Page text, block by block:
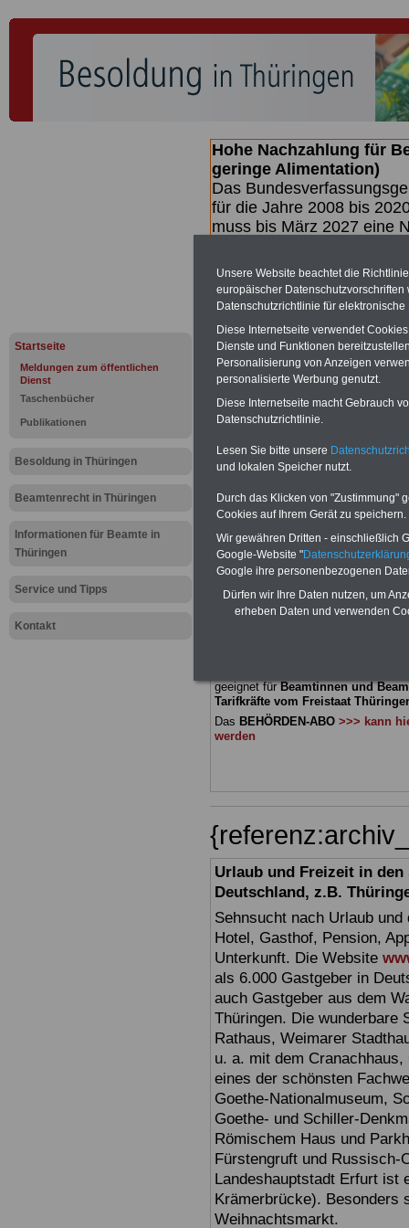
Startseite
Meldungen zum öffentlichen
Dienst
Taschenbücher
Publikationen
Besoldung in Thüringen
Beamtenrecht in Thüringen
Informationen für Beamte in
Thüringen
Service und Tipps
Kontakt
Hohe Nachzahlung für
geringe Alimentation)
Das
für die Jahre 2008 bis
muss bis März 2027 eine
(Beamte &
geben (Medienberichten
mind.3.000 und 13.000
hierzu eine Broschüre
des Gesetzentwurfs der
Quartal.2026 >>>
zur
Meldung
22,50 Euro: Wissenswertes für
und Beamte,
geeignet fürBeamtinnen und
Tarifkräfte vom Freistaat
Das BEHÖRDEN-ABO >>> kann
werden
Urlaub und Freizeit in
Deutschland, z.B.
Sehnsucht nach Urlaub
Hotel, Gasthof, Pension,
Unterkunft. Die Website
als 6.000 Gastgeber in
auch Gastgeber aus dem
Thüringen. Die wunderbare
Rathaus, Weimarer
u. a. mit dem
eines der schönsten
Goethe-Nationalmuseum,
Goethe- und Schiller-
Römischem Haus und
Fürstengruft und Russisch-
Landeshauptstadt Erfurt ist
Krämerbrücke). Besonders
Weihnachtsmarkt.
Unsere Website beachtet die
europäischer
Datenschutzrichtlinie für
Diese Internetseite verwendet
Dienste und Funktionen
Personalisierung von Anzeigen
personalisierte Werbung genutzt.
Diese Internetseite macht Gebrauch
Datenschutzrichtlinie.
Lesen Sie bitte unsere
und lokalen Speicher nutzt.
Durch das Klicken von "Zustimmung"
Cookies auf Ihrem Gerät zu speichern.
Wir gewähren Dritten - einschließlich
Google-Website "
Google ihre personenbezogenen
Dürfen wir Ihre Daten nutzen, um
erheben Daten und verwenden